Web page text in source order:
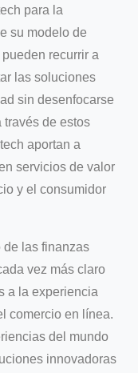
para la
su modelo de
recurrir a
las soluciones
sin desenfocarse
través de estos
aportan a
servicios de valor
y el consumidor
de las finanzas
vez más claro
a la experiencia
comercio en línea.
del mundo
innovadoras